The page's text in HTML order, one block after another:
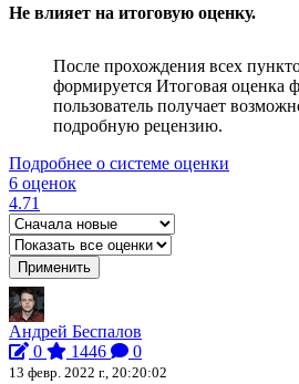
Не влияет на итоговую оценку.
После прохождения всех
формируется Итоговая оценка
пользователь получает
подробную рецензию.
Подробнее о системе оценки
6 оценок
4.71
Применить
Андрей Беспалов
0
1446 0
13 февр. 2022 г., 20:20:02